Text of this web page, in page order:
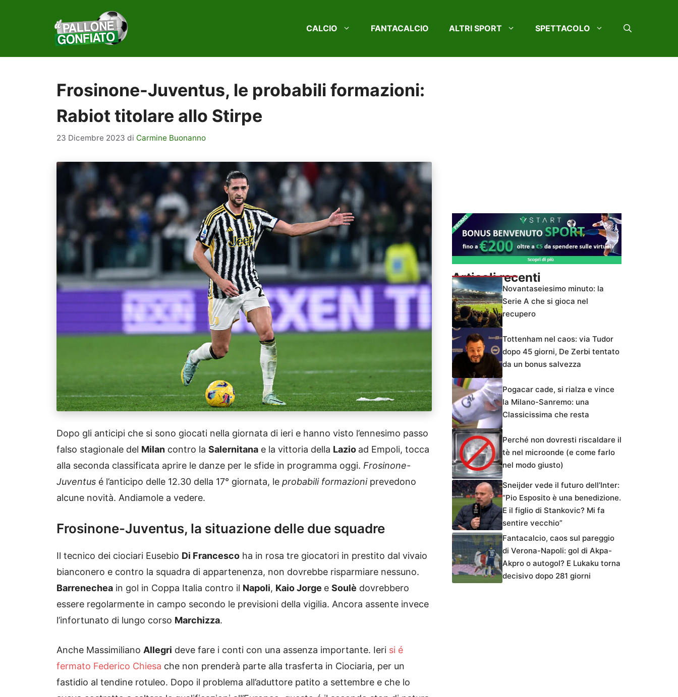
CALCIO FANTACALCIO ALTRI SPORT SPETTACOLO
Frosinone-Juventus, le probabili formazioni:
Rabiot titolare allo Stirpe
23 Dicembre 2023 di Carmine Buonanno
Dopo gli anticipi che si sono giocati nella giornata di ieri e hanno visto l’ennesimo passo
falso stagionale del Milan contro la Salernitana e la vittoria della Lazio ad Empoli, tocca
alla seconda classificata aprire le danze per le sfide in programma oggi. Frosinone-
Juventus é l’anticipo delle 12.30 della 17° giornata, le probabili formazioniprevedono
alcune novità. Andiamole a vedere.
Frosinone-Juventus, la situazione delle due squadre
Il tecnico dei ciociari Eusebio Di Francesco ha in rosa tre giocatori in prestito dal vivaio
bianconero e contro la squadra di appartenenza, non dovrebbe risparmiare nessuno.
Barrenechea in gol in Coppa Italia contro il Napoli, Kaio Jorge e Soulè dovrebbero
essere regolarmente in campo secondo le previsioni della vigilia. Ancora assente invece
l’infortunato di lungo corso Marchizza.
Anche Massimiliano Allegri deve fare i conti con una assenza importante. Ieri si é
fermato Federico Chiesa che non prenderà parte alla trasferta in Ciociaria, per un
fastidio al tendine rotuleo. Dopo il problema all’aduttore patito a settembre e che lo
Articoli recenti
Novantaseiesimo minuto: la
Serie A che si gioca nel
recupero
Tottenham nel caos: via Tudor
dopo 45 giorni, De Zerbi tentato
da un bonus salvezza
Pogacar cade, si rialza e vince
la Milano-Sanremo: una
Classicissima che resta
Perché non dovresti riscaldare il
tè nel microonde (e come farlo
nel modo giusto)
Sneijder vede il futuro dell’Inter:
“Pio Esposito è una benedizione.
E il figlio di Stankovic? Mi fa
sentire vecchio”
Fantacalcio, caos sul pareggio
di Verona-Napoli: gol di Akpa-
Akpro o autogol? E Lukaku torna
decisivo dopo 281 giorni